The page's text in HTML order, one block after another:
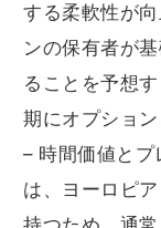
する柔軟性が
ンの保有者が
ることを予想
期にオプション
– 時間価値とプ
は、ヨーロピ